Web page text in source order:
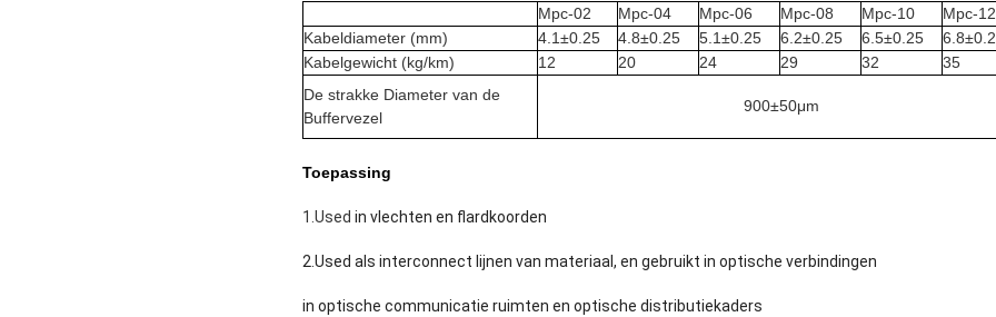
Mpc-02 Mpc-04 Mpc-06 Mpc-08 Mpc-10
Mpc-12
Kabeldiameter (mm)
4.1±0.25 4.8±0.25 5.1±0.25 6.2±0.25 6.5±0.25
Kabelgewicht (kg/km)
12 20 24 29 32
35
De strakke Diameter van de
Buffervezel
900±50μm
Toepassing
1.Used in vlechten en flardkoorden
2.Used als interconnect lijnen van materiaal, en gebruikt in optische verbindingen
in optische communicatie ruimten en optische distributiekaders